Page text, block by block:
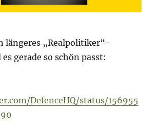
längeres „Realpolitiker“-
gerade so schön passt:
DefenceHQ/status/156955